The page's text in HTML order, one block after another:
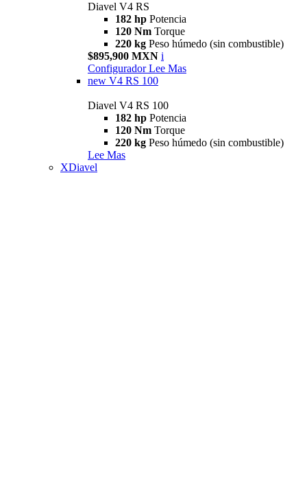
Diavel V4 RS
182 hp Potencia
120 Nm Torque
220 kg Peso húmedo (sin combustible)
$895,900 MXN i
Configurador Lee Mas
new V4 RS 100
Diavel V4 RS 100
182 hp Potencia
120 Nm Torque
220 kg Peso húmedo (sin combustible)
Lee Mas
XDiavel